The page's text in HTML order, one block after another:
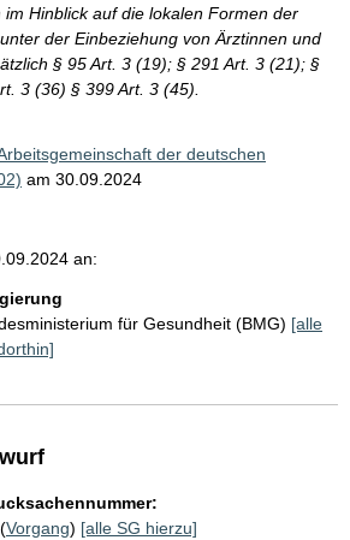
Hinblick auf die lokalen Formen der
der Einbeziehung von Ärztinnen und
§ 95 Art. 3 (19); § 291 Art. 3 (21); §
3 (36) § 399 Art. 3 (45).
der deutschen
am 30.09.2024
an:
für Gesundheit (BMG) [alle
(Vorgang) [alle SG hierzu]